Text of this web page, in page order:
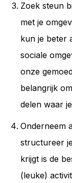
Zoek steun
met je
kun je beter
sociale
onze
belangrijk
delen waar
Onderneem
structureer
krijgt is de
(leuke)